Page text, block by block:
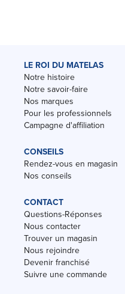
LE ROI DU MATELAS
Notre histoire
Notre savoir-faire
Nos marques
Pour les professionnels
Campagne d'affiliation
CONSEILS
Rendez-vous en magasin
Nos conseils
CONTACT
Questions-Réponses
Nous contacter
Trouver un magasin
Nous rejoindre
Devenir franchisé
Suivre une commande